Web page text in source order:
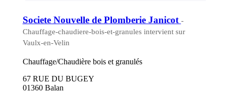
Societe Nouvelle de Plomberie Janicot -
Chauffage-chaudiere-bois-et-granules intervient sur
Vaulx-en-Velin
Chauffage/Chaudière bois et granulés
67 RUE DU BUGEY
01360 Balan